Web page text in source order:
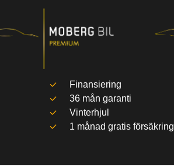
Finansiering
36 mån garanti
Vinterhjul
1 månad gratis försäkring